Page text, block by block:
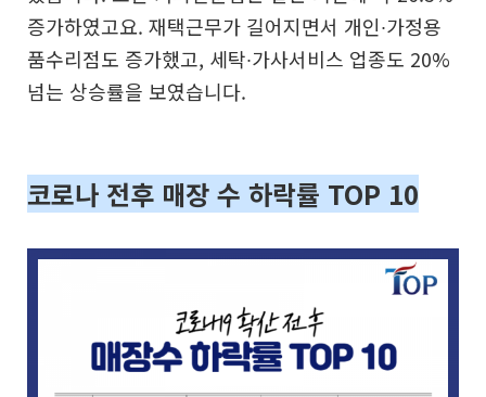
증가하였고요. 재택근무가 길어지면서 개인∙가정용
품수리점도 증가했고, 세탁∙가사서비스 업종도 20%
넘는 상승률을 보였습니다.
코로나 전후 매장 수 하락률 TOP 10